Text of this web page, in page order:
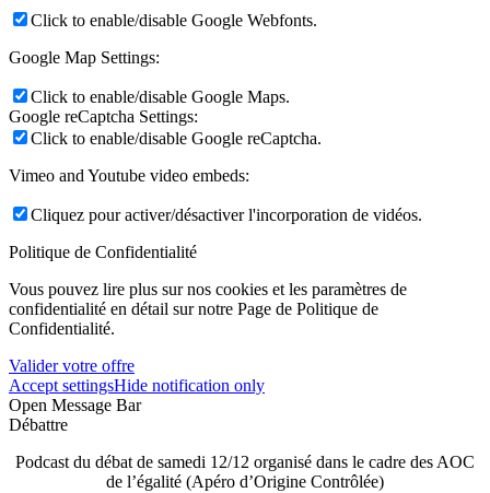
Click to enable/disable Google Webfonts.
Google Map Settings:
Click to enable/disable Google Maps.
Google reCaptcha Settings:
Click to enable/disable Google reCaptcha.
Vimeo and Youtube video embeds:
Cliquez pour activer/désactiver l'incorporation de vidéos.
Politique de Confidentialité
Vous pouvez lire plus sur nos cookies et les paramètres de
confidentialité en détail sur notre Page de Politique de
Confidentialité.
Valider votre offre
Accept settingsHide notification only
Open Message Bar
Débattre
Podcast du débat de samedi 12/12 organisé dans le cadre des AOC
de l’égalité (Apéro d’Origine Contrôlée)